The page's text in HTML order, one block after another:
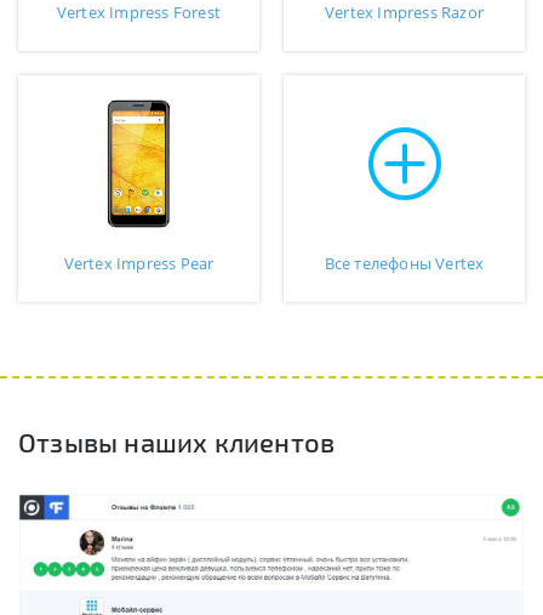
Vertex Impress Forest Vertex Impress Razor
Vertex Impress Pear Все телефоны Vertex
Отзывы наших клиентов